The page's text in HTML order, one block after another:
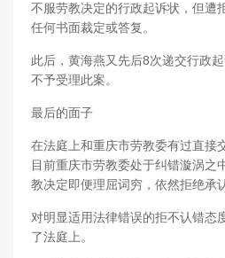
不服劳教决定的行政起诉状，但遭
任何书面裁定或答复。
此后，黄海燕又先后8次递交行政
不予受理此案。
最后的面子
在法庭上和重庆市劳教委有过直接
目前重庆市劳教委处于纠错漩涡之
教决定即便理屈词穷，依然拒绝承
对明显适用法律错误的拒不认错态
了法庭上。